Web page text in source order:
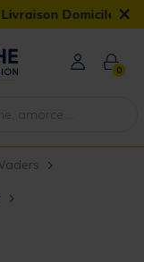
offerte dès 90€×
0